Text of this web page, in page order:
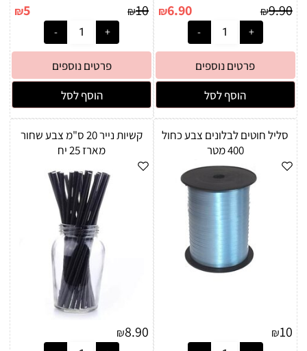
₪9.90
₪6.90
פרטים נוספים
הוסף לסל
₪10
₪5
פרטים נוספים
הוסף לסל
סליל חוטים לבלונים צבע כחול
400 מטר
₪10
קשיות נייר 20 ס"מ צבע שחור
מארז 25 יח
₪8.90